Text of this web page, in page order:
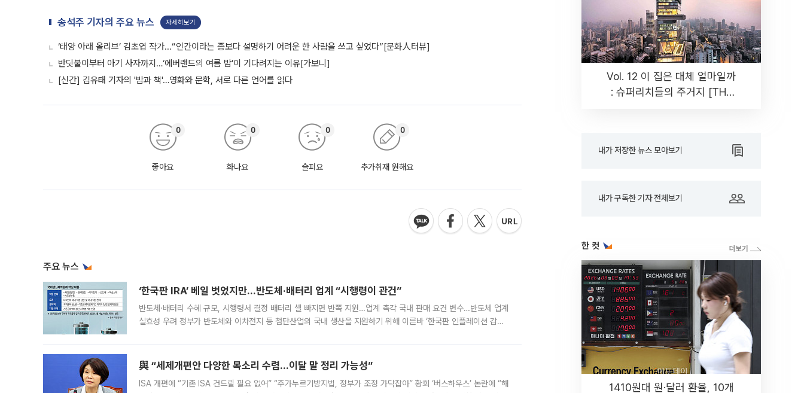
송석주 기자의 주요 뉴스 자세히보기
‘태양 아래 올리브’ 김초엽 작가...“인간이라는 종보다 설명하기 어려운 한 사람을 쓰고 싶었다”[문화人터뷰]
반딧불이부터 아기 사자까지…‘에버랜드의 여름 밤’이 기다려지는 이유[가보니]
[신간] 김유태 기자의 '밤과 책'…영화와 문학, 서로 다른 언어를 읽다
좋아요
0
화나요
0
슬퍼요
0
추가취재 원해요
0
주요 뉴스
‘한국판 IRA’ 베일 벗었지만…반도체·배터리 업계 “시행령이 관건”
반도체·배터리 수혜 규모, 시행령서 결정 배터리 셀 빠지면 반쪽 지원…업계 촉각 국내 판매 요건 변수…반도체 업계
실효성 우려 정부가 반도체와 이차전지 등 첨단산업의 국내 생산을 지원하기 위해 이른바 ‘한국판 인플레이션 감축
與 “세제개편안 다양한 목소리 수렴…이달 말 정리 가능성”
ISA 개편에 “기존 ISA 건드릴 필요 없어” “주가누르기방지법, 정부가 조정 가닥잡아” 황희 ‘버스하우스’ 논란에 “해
Vol. 12 이 집은 대체 얼마일까
: 슈퍼리치들의 주거지 [THE
내가 저장한 뉴스 모아보기
내가 구독한 기자 전체보기
한 컷
1410원대 원·달러 환율, 10개